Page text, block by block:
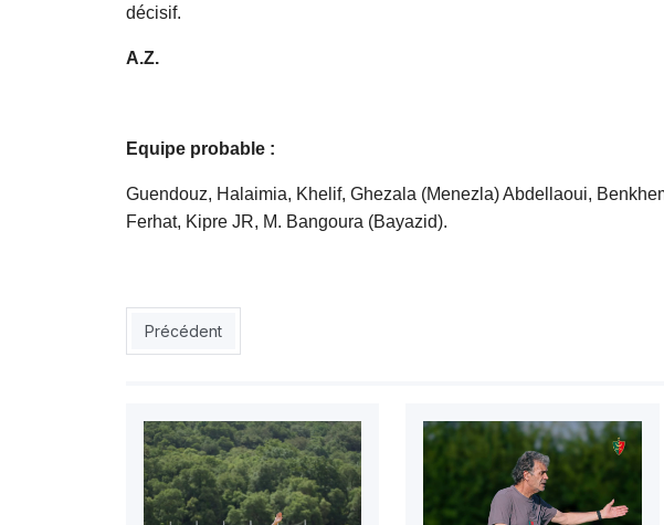
décisif.
A.Z.
Equipe probable :
Guendouz, Halaimia, Khelif, Ghezala (Menezla) Abdellaoui,
Ferhat, Kipre JR, M. Bangoura (Bayazid).
Article précédent : MCA-JSK : JSK, un Clasico pour rêver encore
Précédent